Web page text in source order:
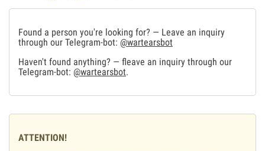
Found a person you're looking for? — Leave an inquiry
through our Telegram-bot: @wartearsbot
Haven't found anything? — fleave an inquiry through our
Telegram-bot: @wartearsbot.
ATTENTION!